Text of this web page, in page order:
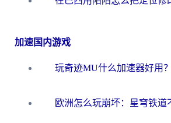
加速国内游戏